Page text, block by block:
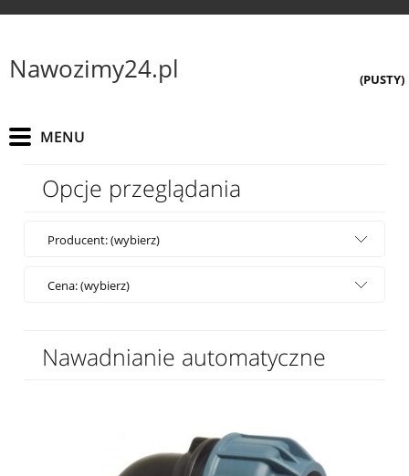
Nawozimy24.pl (PUSTY)
Opcje przeglądania
Producent: (wybierz)
Cena: (wybierz)
Nawadnianie automatyczne